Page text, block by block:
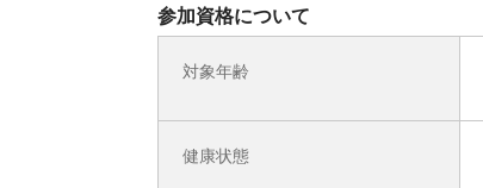
参加資格について
対象年齢
健康状態